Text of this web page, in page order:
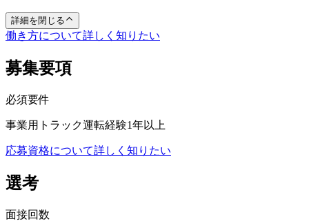
詳細を閉じる
働き方について詳しく知りたい
募集要項
必須要件
事業用トラック運転経験1年以上
応募資格について詳しく知りたい
選考
面接回数